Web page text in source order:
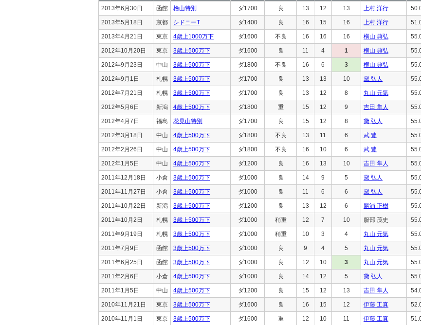
2013年6月30日 函館 檜山特別 ダ1700 良 13 12 13 上村 洋行
2013年5月18日 京都 シドニーT ダ1400 良 16 15 16 上村 洋行
2013年4月21日 東京 4歳上1000万下 ダ1600 不良 16 16 16 横山 典弘
2012年10月20日 東京 3歳上500万下 ダ1600 良 11 4 1 横山 典弘
2012年9月23日 中山 3歳上500万下 ダ1800 不良 16 6 3 横山 典弘
2012年9月1日 札幌 3歳上500万下 ダ1700 良 13 13 10 黛 弘人
2012年7月21日 札幌 3歳上500万下 ダ1700 良 13 12 8 丸山 元気
2012年5月6日 新潟 4歳上500万下 ダ1800 重 15 12 9 吉田 隼人
2012年4月7日 福島 花見山特別 ダ1700 良 15 12 8 黛 弘人
2012年3月18日 中山 4歳上500万下 ダ1800 不良 13 11 6 武 豊
2012年2月26日 中山 4歳上500万下 ダ1800 不良 16 10 6 武 豊
2012年1月5日 中山 4歳上500万下 ダ1200 良 16 13 10 吉田 隼人
2011年12月18日 小倉 3歳上500万下 ダ1000 良 14 9 5 黛 弘人
2011年11月27日 小倉 3歳上500万下 ダ1000 良 11 6 6 黛 弘人
2011年10月22日 新潟 3歳上500万下 ダ1200 良 13 12 6 勝浦 正樹
2011年10月2日 札幌 3歳上500万下 ダ1000 稍重 12 7 10 服部 茂史
2011年9月19日 札幌 3歳上500万下 ダ1000 稍重 10 3 4 丸山 元気
2011年7月9日 函館 3歳上500万下 ダ1000 良 9 4 5 丸山 元気
2011年6月25日 函館 3歳上500万下 ダ1000 良 12 10 3 丸山 元気
2011年2月6日 小倉 4歳上500万下 ダ1000 良 14 12 5 黛 弘人
2011年1月5日 中山 4歳上500万下 ダ1200 良 15 12 13 吉田 隼人
2010年11月21日 東京 3歳上500万下 ダ1600 良 16 15 12 伊藤 工真
2010年11月1日 東京 3歳上500万下 ダ1600 重 12 10 11 伊藤 工真